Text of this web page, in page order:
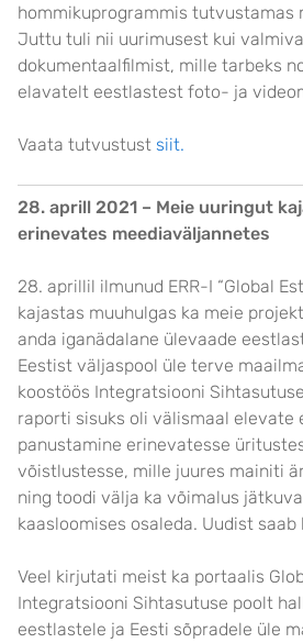
hommikuprogrammis tutvustamas
Juttu tuli nii uurimusest kui
dokumentaalfilmist, mille tarbeks
elavatelt eestlastest foto- ja
Vaata tutvustust siit.
28. aprill 2021 – Meie uuringut
erinevates meediaväljannetes
28. aprillil ilmunud ERR-I “Global
kajastas muuhulgas ka meie
anda iganädalane ülevaade
Eestist väljaspool üle terve
koostöös Integratsiooni
raporti sisuks oli välismaal elevate
panustamine erinevatesse
võistlustesse, mille juures mainiti
ning toodi välja ka võimalus
kaasloomises osaleda. Uudist saab
Veel kirjutati meist ka portaalis
Integratsiooni Sihtasutuse poolt
eestlastele ja Eesti sõpradele üle